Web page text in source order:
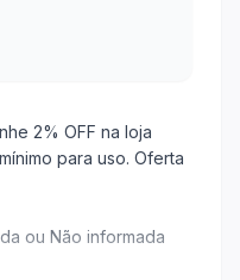
2% OFF na loja
para uso. Oferta
ou Não informada